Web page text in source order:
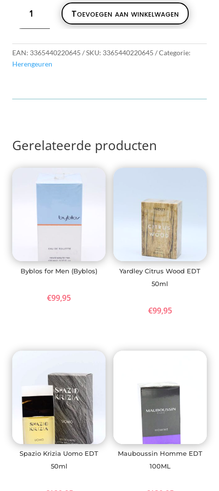
Toevoegen aan winkelwagen
EAN: 3365440220645 SKU: 3365440220645
Categorie:
Herengeuren
Gerelateerde producten
Byblos for Men (Byblos)
€99,95
Yardley Citrus Wood EDT
50ml
€99,95
Spazio Krizia Uomo EDT
50ml
Mauboussin Homme EDT
100ML